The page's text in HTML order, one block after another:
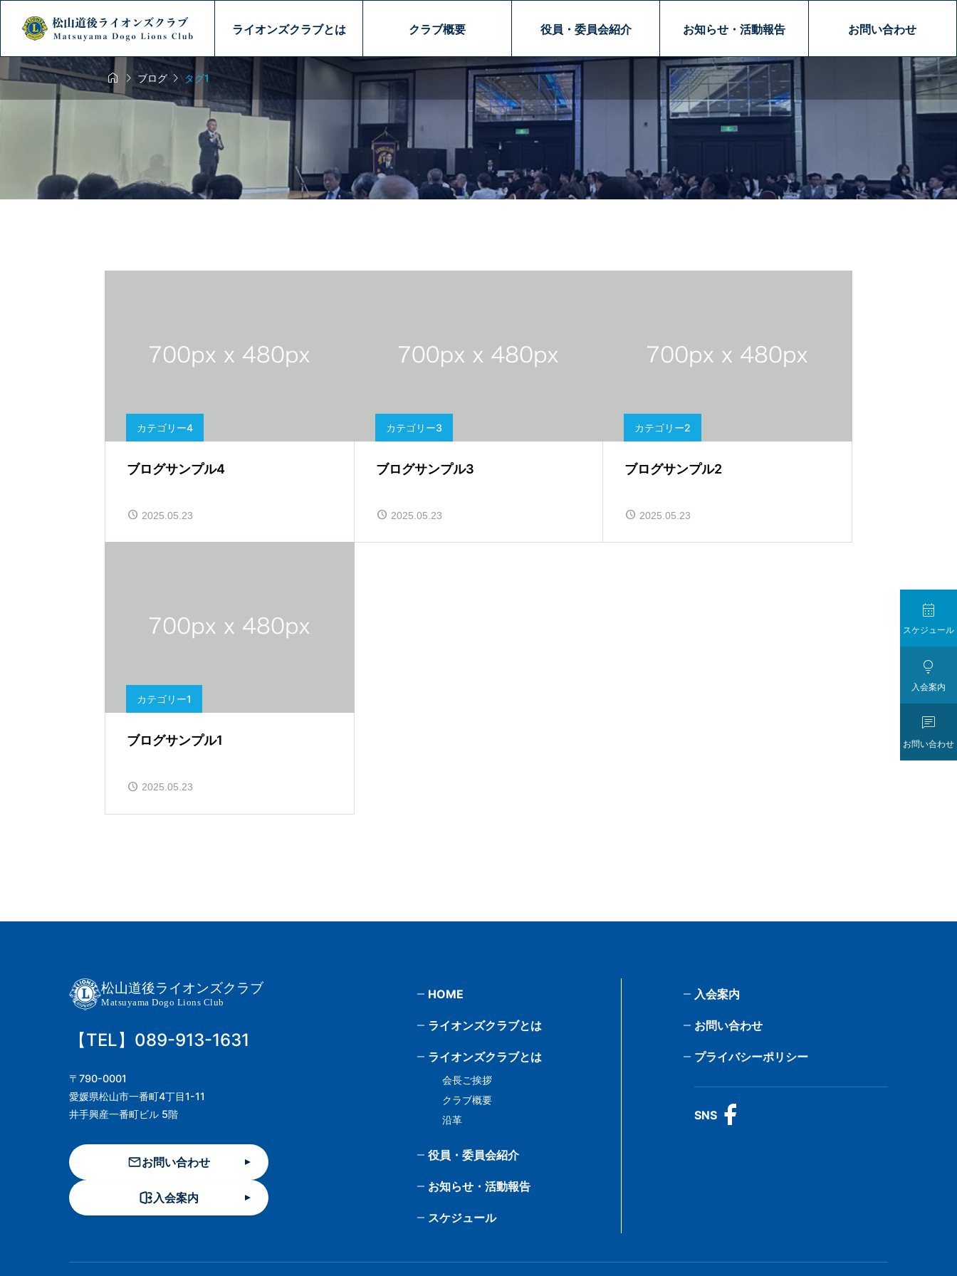
ライオンズクラブとは クラブ概要 役員・委員会紹介 お知らせ・活動報告 お問い合わせ
 ブログ タグ1
カテゴリー4
ブログサンプル4
2025.05.23
カテゴリー3
ブログサンプル3
2025.05.23
カテゴリー2
ブログサンプル2
2025.05.23
カテゴリー1
ブログサンプル1
2025.05.23
松山道後ライオンズクラブ
Matsuyama Dogo Lions Club
【TEL】089-913-1631
〒790-0001
愛媛県松山市一番町4丁目1-11
井手興産一番町ビル 5階
お問い合わせ
入会案内
HOME
ライオンズクラブとは
ライオンズクラブとは
会長ご挨拶
クラブ概要
沿革
役員・委員会紹介
お知らせ・活動報告
スケジュール
入会案内
お問い合わせ
プライバシーポリシー
SNS

スケジュール

入会案内

お問い合わせ